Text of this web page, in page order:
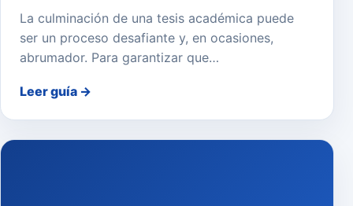
La culminación de una tesis académica puede
ser un proceso desafiante y, en ocasiones,
abrumador. Para garantizar que…
Leer guía →